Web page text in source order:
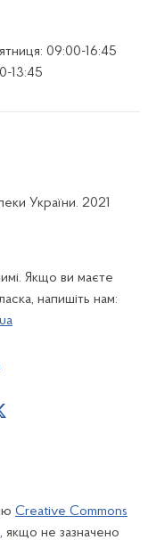
09:00-16:45
13:45
України. 2021
Якщо ви маєте
напишіть нам:
Creative Commons
, якщо не зазначено